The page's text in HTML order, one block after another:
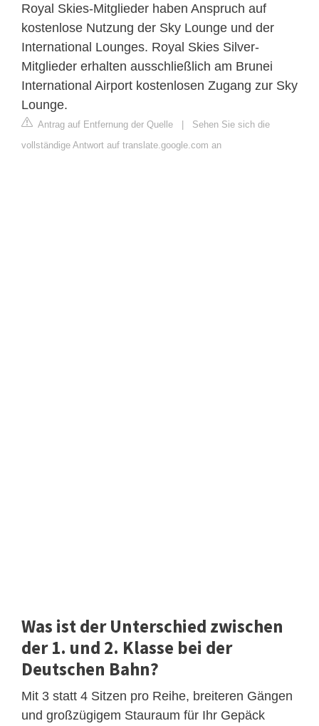
Royal Skies-Mitglieder haben Anspruch auf
kostenlose Nutzung der Sky Lounge und der
International Lounges. Royal Skies Silver-
Mitglieder erhalten ausschließlich am Brunei
International Airport kostenlosen Zugang zur Sky
Lounge.
Antrag auf Entfernung der Quelle | Sehen Sie sich die
vollständige Antwort auf translate.google.com an
Was ist der Unterschied zwischen
der 1. und 2. Klasse bei der
Deutschen Bahn?
Mit 3 statt 4 Sitzen pro Reihe, breiteren Gängen
und großzügigem Stauraum für Ihr Gepäck